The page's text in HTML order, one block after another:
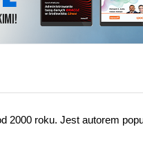
2000 roku. Jest autorem